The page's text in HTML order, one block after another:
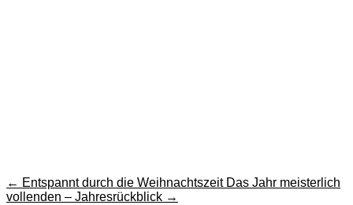
← Entspannt durch die Weihnachtszeit Das Jahr meisterlich
vollenden – Jahresrückblick →